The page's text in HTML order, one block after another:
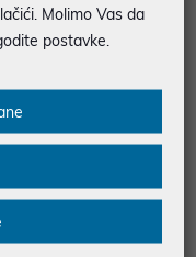
inch iPad Pro Cellular
Wi-Fi 256GB - Silver, m
Molimo Vas da
postavke.